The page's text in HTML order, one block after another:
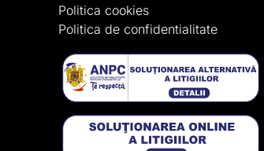
Politica cookies
Politica de confidentialitate